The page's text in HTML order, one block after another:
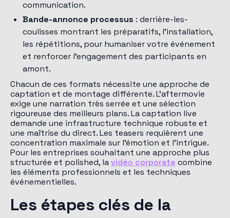
communication.
Bande-annonce processus : derrière-les-
coulisses montrant les préparatifs, l'installation,
les répétitions, pour humaniser votre événement
et renforcer l'engagement des participants en
amont.
Chacun de ces formats nécessite une approche de
captation et de montage différente. L'aftermovie
exige une narration très serrée et une sélection
rigoureuse des meilleurs plans. La captation live
demande une infrastructure technique robuste et
une maîtrise du direct. Les teasers requièrent une
concentration maximale sur l'émotion et l'intrigue.
Pour les entreprises souhaitant une approche plus
structurée et polished, lavidéo corporate combine
les éléments professionnels et les techniques
événementielles.
Les étapes clés de la